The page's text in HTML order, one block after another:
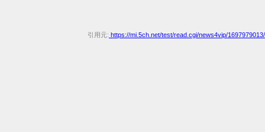
引用元: https://mi.5ch.net/test/read.cgi/news4vip/1697979013/